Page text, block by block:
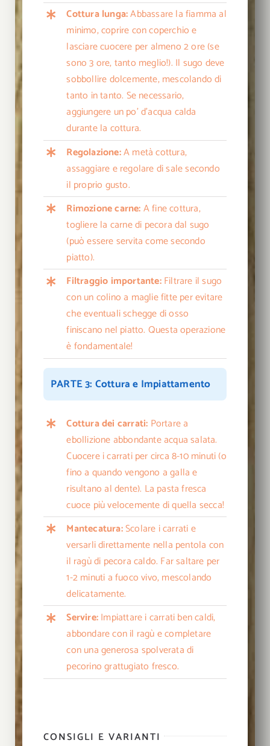
Cottura lunga:Abbassare la fiamma al
minimo, coprire con coperchio e
lasciare cuocere per almeno 2 ore (se
sono 3 ore, tanto meglio!). Il sugo deve
sobbollire dolcemente, mescolando di
tanto in tanto. Se necessario,
aggiungere un po’ d’acqua calda
durante la cottura.
Regolazione:A metà cottura,
assaggiare e regolare di sale secondo
il proprio gusto.
Rimozione carne:A fine cottura,
togliere la carne di pecora dal sugo
(può essere servita come secondo
piatto).
Filtraggio importante:Filtrare il sugo
con un colino a maglie fitte per evitare
che eventuali schegge di osso
finiscano nel piatto. Questa operazione
è fondamentale!
PARTE 3: Cottura e Impiattamento
Cottura dei carrati: Portare a
ebollizione abbondante acqua salata.
Cuocere i carrati per circa 8-10 minuti (o
fino a quando vengono a galla e
risultano al dente). La pasta fresca
cuoce più velocemente di quella secca!
Mantecatura:Scolare i carrati e
versarli direttamente nella pentola con
il ragù di pecora caldo. Far saltare per
1-2 minuti a fuoco vivo, mescolando
delicatamente.
Servire:Impiattare i carrati ben caldi,
abbondare con il ragù e completare
con una generosa spolverata di
pecorino grattugiato fresco.
CONSIGLI E VARIANTI